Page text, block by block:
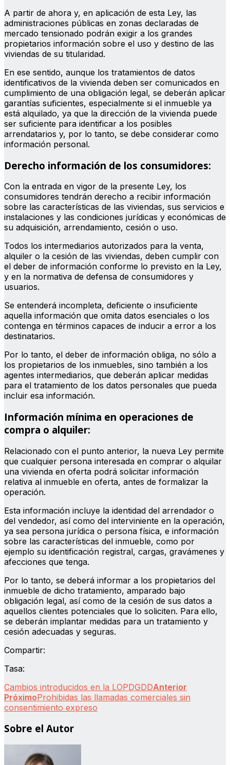
A partir de ahora y, en aplicación de esta Ley, las
administraciones públicas en zonas declaradas de
mercado tensionado podrán exigir a los grandes
propietarios información sobre el uso y destino de las
viviendas de su titularidad.
En ese sentido, aunque los tratamientos de datos
identificativos de la vivienda deben ser comunicados en
cumplimiento de una obligación legal, se deberán aplicar
garantías suficientes, especialmente si el inmueble ya
está alquilado, ya que la dirección de la vivienda puede
ser suficiente para identificar a los posibles
arrendatarios y, por lo tanto, se debe considerar como
información personal.
Derecho información de los consumidores:
Con la entrada en vigor de la presente Ley, los
consumidores tendrán derecho a recibir información
sobre las características de las viviendas, sus servicios e
instalaciones y las condiciones jurídicas y económicas de
su adquisición, arrendamiento, cesión o uso.
Todos los intermediarios autorizados para la venta,
alquiler o la cesión de las viviendas, deben cumplir con
el deber de información conforme lo previsto en la Ley,
y en la normativa de defensa de consumidores y
usuarios.
Se entenderá incompleta, deficiente o insuficiente
aquella información que omita datos esenciales o los
contenga en términos capaces de inducir a error a los
destinatarios.
Por lo tanto, el deber de información obliga, no sólo a
los propietarios de los inmuebles, sino también a los
agentes intermediarios, que deberán aplicar medidas
para el tratamiento de los datos personales que pueda
incluir esa información.
Información mínima en operaciones de
compra o alquiler:
Relacionado con el punto anterior, la nueva Ley permite
que cualquier persona interesada en comprar o alquilar
una vivienda en oferta podrá solicitar información
relativa al inmueble en oferta, antes de formalizar la
operación.
Esta información incluye la identidad del arrendador o
del vendedor, así como del interviniente en la operación,
ya sea persona jurídica o persona física, e información
sobre las características del inmueble, como por
ejemplo su identificación registral, cargas, gravámenes y
afecciones que tenga.
Por lo tanto, se deberá informar a los propietarios del
inmueble de dicho tratamiento, amparado bajo
obligación legal, así como de la cesión de sus datos a
aquellos clientes potenciales que lo soliciten. Para ello,
se deberán implantar medidas para un tratamiento y
cesión adecuadas y seguras.
Compartir:
Tasa:
Cambios introducidos en la LOPDGDDAnterior
PróximoProhibidas las llamadas comerciales sin
consentimiento expreso
Sobre el Autor